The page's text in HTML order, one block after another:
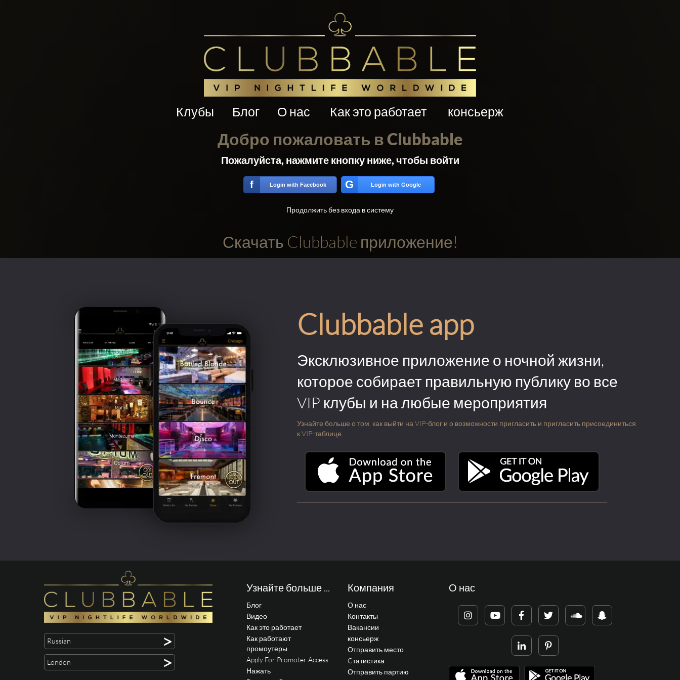
Клубы Блог О нас Как это работает консьерж
Добро пожаловать в Clubbable
Пожалуйста, нажмите кнопку ниже, чтобы войти
f Login with Facebook G Login with Google
Продолжить без входа в систему
Скачать Clubbable приложение!
Clubbable app
Эксклюзивное приложение о ночной жизни,
которое собирает правильную публику во все
VIP клубы и на любые мероприятия
Узнайте больше о том, как выйти на VIP-блог и о возможности пригласить и пригласить присоединиться
к VIP-таблице.
Russian >
London >
Узнайте больше ...
Блог
Видео
Как это работает
Как работают
промоутеры
Apply For Promoter Access
Нажать
Компания
О нас
Контакты
Вакансии
консьерж
Отправить место
Cтатистика
Отправить партию
О нас